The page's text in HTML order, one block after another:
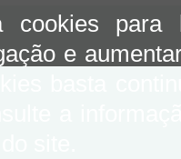
cookies para
e